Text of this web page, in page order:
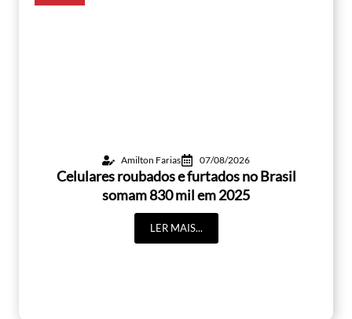
Amilton Farias 07/08/2026
Celulares roubados e furtados no Brasil
somam 830 mil em 2025
LER MAIS...